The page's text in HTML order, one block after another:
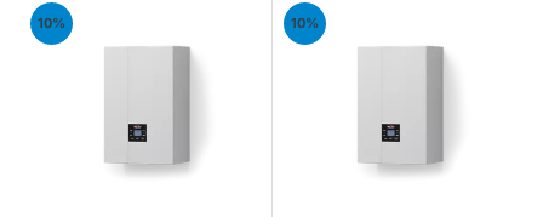
24kW
10%
28kW
10%